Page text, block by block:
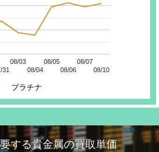
31
08/03
08/04
08/05
08/06
08/07
08/10
プラチナ
する貴金属の買取単価